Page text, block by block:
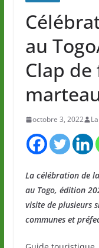
au
Clap
octobre 3, 2022
La célébration de
au Togo, édition
visite de plusieurs
communes et